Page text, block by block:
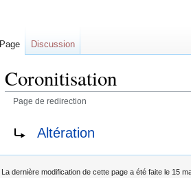
Coronitisation
Page de redirection
Rediriger vers :Altération
Page Discussion
La dernière modification de cette page a été faite le 15